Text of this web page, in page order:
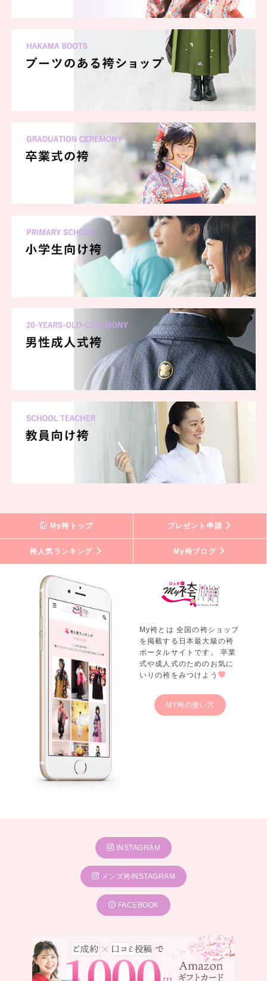
My袴トップ プレゼント申請
袴人気ランキング My袴ブログ
My袴とは 全国の袴ショップ
を掲載する日本最大級の袴
ポータルサイトです。 卒業
式や成人式のためのお気に
いりの袴をみつけよう
MY袴の使い方
INSTAGRAM
メンズ袴INSTAGRAM
FACEBOOK